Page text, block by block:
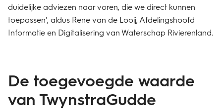
duidelijke adviezen naar voren, die we direct kunnen
toepassen', aldus Rene van de Looij, Afdelingshoofd
Informatie en Digitalisering van Waterschap Rivierenland.
De toegevoegde waarde
van TwynstraGudde